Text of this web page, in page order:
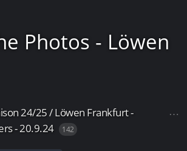
Photos - Löwen
Frankfurt
24/25/Löwen Frankfurt -
- 20.9.24
142